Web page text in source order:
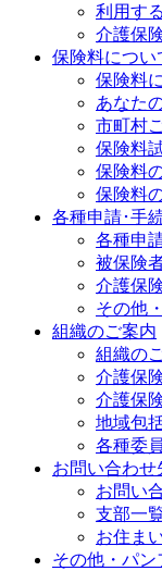
利用す
介護保
保険料につい
保険料
あなた
市町村
保険料
保険料
保険料
各種申請･手
各種申
被保険
介護保
その他
組織のご案内
組織の
介護保
介護保
地域包
各種委
お問い合わせ
お問い
支部一
お住ま
その他・パン